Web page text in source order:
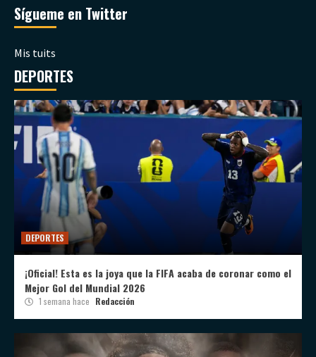
Sígueme en Twitter
Mis tuits
DEPORTES
DEPORTES
¡Oficial! Esta es la joya que la FIFA acaba de coronar como el
Mejor Gol del Mundial 2026
1 semana hace Redacción